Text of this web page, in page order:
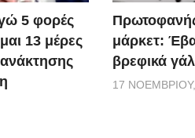
5 φορές
13 μέρες
μάρκετ:
βρεφικά
17